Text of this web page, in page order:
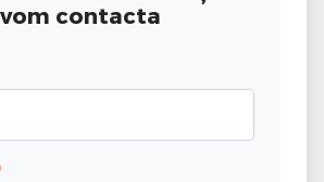
vom contacta